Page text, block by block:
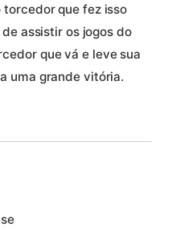
torcedor que fez isso
assistir os jogos do
que vá e leve sua
uma grande vitória.